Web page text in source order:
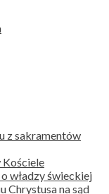
z sakramentów
Kościele
władzy świeckiej
Chrystusa na sąd